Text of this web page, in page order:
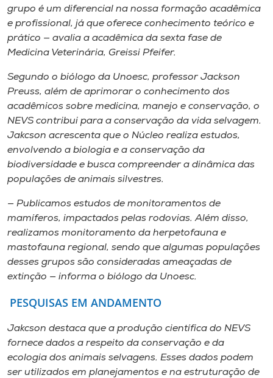
grupo é um diferencial na nossa formação acadêmica
e profissional, já que oferece conhecimento teórico e
prático — avalia a acadêmica da sexta fase de
Medicina Veterinária, Greissi Pfeifer.
Segundo o biólogo da Unoesc, professor Jackson
Preuss, além de aprimorar o conhecimento dos
acadêmicos sobre medicina, manejo e conservação, o
NEVS contribui para a conservação da vida selvagem.
Jakcson acrescenta que o Núcleo realiza estudos,
envolvendo a biologia e a conservação da
biodiversidade e busca compreender a dinâmica das
populações de animais silvestres.
— Publicamos estudos de monitoramentos de
mamíferos, impactados pelas rodovias. Além disso,
realizamos monitoramento da herpetofauna e
mastofauna regional, sendo que algumas populações
desses grupos são consideradas ameaçadas de
extinção — informa o biólogo da Unoesc.
PESQUISAS EM ANDAMENTO
Jakcson destaca que a produção científica do NEVS
fornece dados a respeito da conservação e da
ecologia dos animais selvagens. Esses dados podem
ser utilizados em planejamentos e na estruturação de